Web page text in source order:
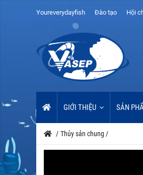
Youreverydayfish Đào tạo Hội
GIỚI THIỆU SẢN
/ Thủy sản chung /